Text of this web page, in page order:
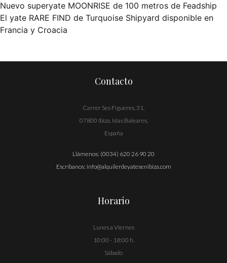
Navegación
de
Nuevo superyate MOONRISE de 100 metros de Feadship
El yate RARE FIND de Turquoise Shipyard disponible en
Francia y Croacia
Contacto
Carrer Ses Figueres, 31,
07800 Ibiza, Islas Baleares,
España
Llámenos: (0034) 620 26 90 20
Escríbanos: info@alquilerdeyatesenibiza.com
Horario
Lunes a Viernes
10:00 - 18:00 h.
Sábado